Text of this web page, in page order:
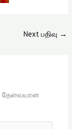
Next பதிவு →
தேவையான